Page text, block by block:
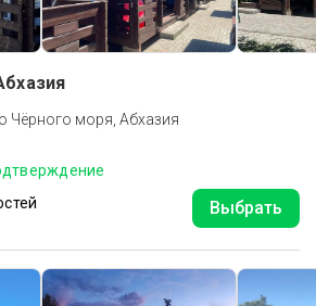
Чёрного моря, Абхазия
Выбрать